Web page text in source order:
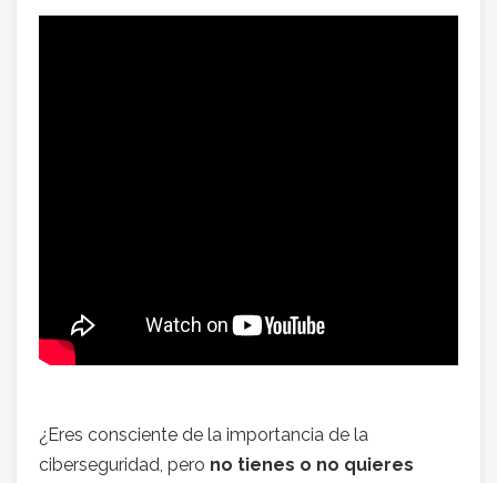
¿Eres consciente de la importancia de la
ciberseguridad, pero no tienes o no quieres